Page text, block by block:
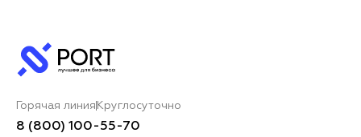
Горячая линия Круглосуточно
8 (800) 100-55-70